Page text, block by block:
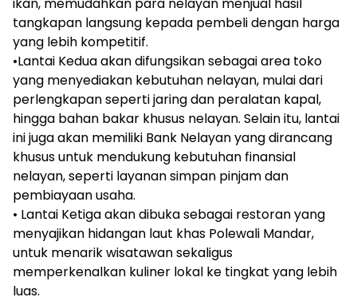
tangkapan langsung kepada pembeli dengan harga
yang lebih kompetitif.
•Lantai Kedua akan difungsikan sebagai area toko
yang menyediakan kebutuhan nelayan, mulai dari
perlengkapan seperti jaring dan peralatan kapal,
hingga bahan bakar khusus nelayan. Selain itu, lantai
ini juga akan memiliki Bank Nelayan yang dirancang
khusus untuk mendukung kebutuhan finansial
nelayan, seperti layanan simpan pinjam dan
pembiayaan usaha.
• Lantai Ketiga akan dibuka sebagai restoran yang
menyajikan hidangan laut khas Polewali Mandar,
untuk menarik wisatawan sekaligus
memperkenalkan kuliner lokal ke tingkat yang lebih
luas.